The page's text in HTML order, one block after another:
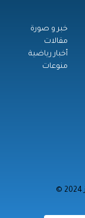
خبر و صورة
مقالات
أخبار رياضية
منوعات